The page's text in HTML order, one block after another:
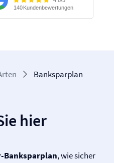
Banksparplan
hier
Banksparplan, wie sicher